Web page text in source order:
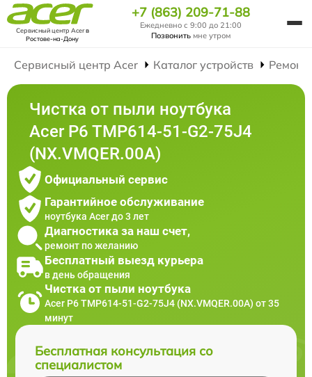
Сервисный центр Acerв
Ростове-на-Дону
+7 (863) 209-71-88
Ежедневно с 9:00 до 21:00
Позвонить мне утром
Сервисный центр Acer Каталог устройств Ремонт
Чистка от пыли ноутбука
Acer P6 TMP614-51-G2-75J4
(NX.VMQER.00A)
Официальный сервис
Гарантийное обслуживание
ноутбука Acer до 3 лет
Диагностика за наш счет,
ремонт по желанию
Бесплатный выезд курьера
в день обращения
Чистка от пыли ноутбука
Acer P6 TMP614-51-G2-75J4 (NX.VMQER.00A) от 35
минут
Бесплатная консультация со
специалистом